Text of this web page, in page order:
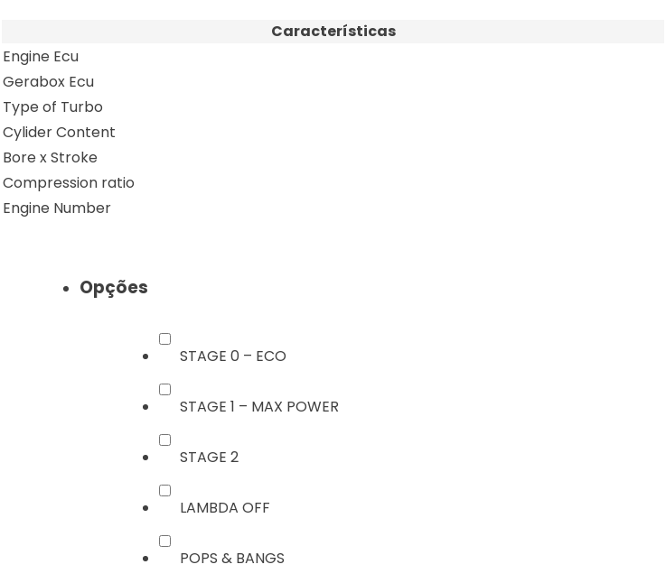
Características
Engine Ecu
Gerabox Ecu
Type of Turbo
Cylider Content
Bore x Stroke
Compression ratio
Engine Number
Opções
STAGE 0 – ECO
STAGE 1 – MAX POWER
STAGE 2
LAMBDA OFF
POPS & BANGS